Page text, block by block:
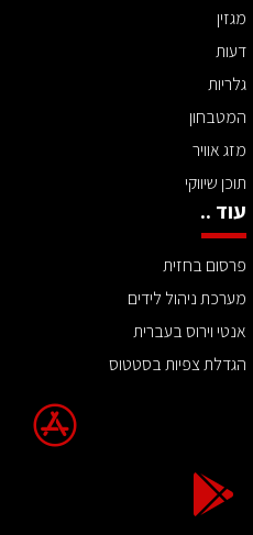
מגזין
דעות
גלריות
המטבחון
מזג אוויר
תוכן שיווקי
עוד ..
פרסום בחזית
מערכת ניהול לידים
אנטי וירוס בעברית
הגדלת צפיות בסטטוס